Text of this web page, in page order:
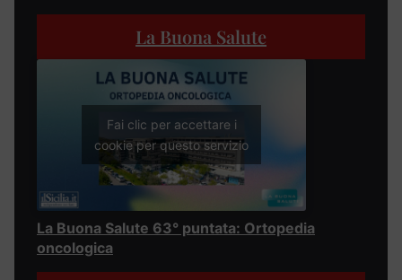
La Buona Salute
Fai clic per accettare i
cookie per questo servizio
La Buona Salute 63° puntata: Ortopedia
oncologica